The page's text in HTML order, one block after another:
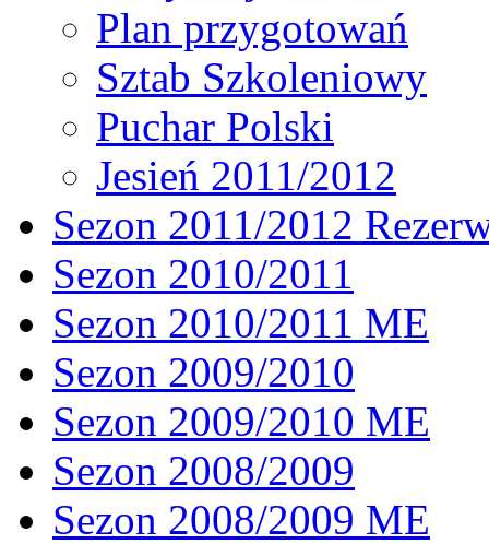
Plan przygotowań
Sztab Szkoleniowy
Puchar Polski
Jesień 2011/2012
Sezon 2011/2012
Sezon 2010/2011
Sezon 2010/2011 ME
Sezon 2009/2010
Sezon 2009/2010 ME
Sezon 2008/2009
Sezon 2008/2009 ME